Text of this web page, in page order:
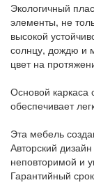
Экологичный
элементы, не
высокой
солнцу, дождю и
цвет на
Основой
обеспечивает
Эта мебель
Авторский
неповторимой и
Гарантийный